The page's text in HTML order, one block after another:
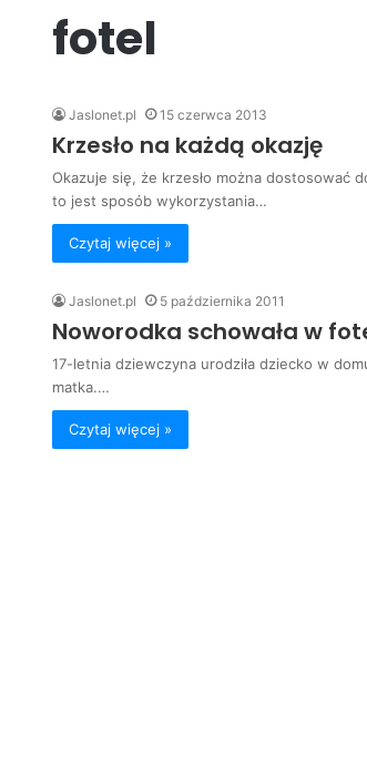
fotel
Jaslonet.pl 15 czerwca 2013
Krzesło na każdą okazję
Okazuje się, że krzesło można dostosować
to jest sposób wykorzystania…
Czytaj więcej »
Jaslonet.pl 5 października 2011
Noworodka schowała w
17-letnia dziewczyna urodziła dziecko w
matka.…
Czytaj więcej »